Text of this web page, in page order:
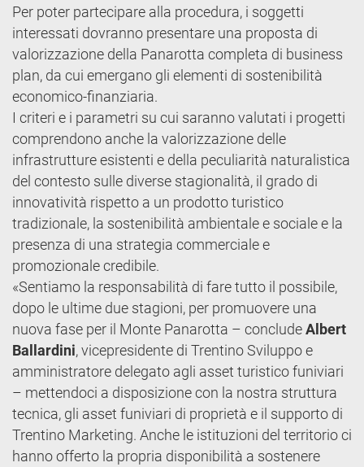
Per poter partecipare alla procedura, i soggetti
interessati dovranno presentare una proposta di
valorizzazione della Panarotta completa di business
plan, da cui emergano gli elementi di sostenibilità
economico-finanziaria.
I criteri e i parametri su cui saranno valutati i progetti
comprendono anche la valorizzazione delle
infrastrutture esistenti e della peculiarità naturalistica
del contesto sulle diverse stagionalità, il grado di
innovatività rispetto a un prodotto turistico
tradizionale, la sostenibilità ambientale e sociale e la
presenza di una strategia commerciale e
promozionale credibile.
«Sentiamo la responsabilità di fare tutto il possibile,
dopo le ultime due stagioni, per promuovere una
nuova fase per il Monte Panarotta – concludeAlbert
Ballardini, vicepresidente di Trentino Sviluppo e
amministratore delegato agli asset turistico funiviari
– mettendoci a disposizione con la nostra struttura
tecnica, gli asset funiviari di proprietà e il supporto di
Trentino Marketing. Anche le istituzioni del territorio ci
hanno offerto la propria disponibilità a sostenere